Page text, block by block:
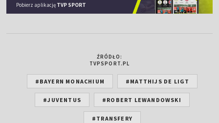
Pobierz aplikację TVP SPORT
ŹRÓDŁO:
TVPSPORT.PL
#BAYERN MONACHIUM #MATTHIJS DE LIGT
#JUVENTUS #ROBERT LEWANDOWSKI
#TRANSFERY